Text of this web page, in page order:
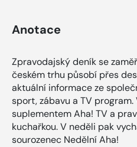
Anotace
Zpravodajský deník se
českém trhu působí přes
aktuální informace ze
sport, zábavu a TV
suplementem Aha! TV a
kuchařkou. V neděli pak
sourozenec Nedělní Aha!